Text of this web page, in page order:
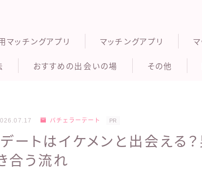
マッチングアプリ マッチングアプリ
おすすめの出会いの場 その他
バチェラーデート PR
ートはイケメンと出会える？
合う流れ